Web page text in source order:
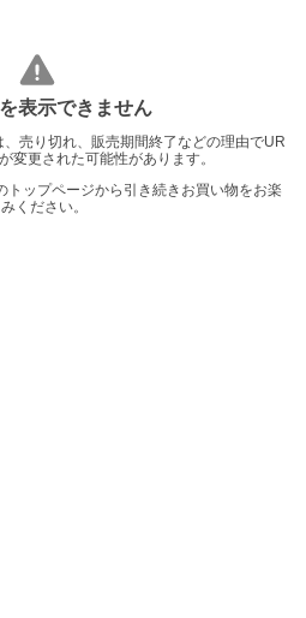
表示できません
売り切れ、販売期間終了などの理由でUR
変更された可能性があります。
トップページから引き続きお買い物をお楽
ください。